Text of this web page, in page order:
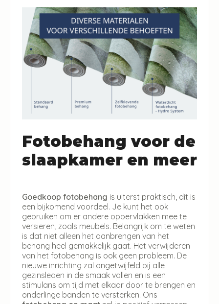
Fotobehang voor de
slaapkamer en meer
Goedkoop fotobehang is uiterst praktisch, dit is
een bijkomend voordeel. Je kunt het ook
gebruiken om er andere oppervlakken mee te
versieren, zoals meubels. Belangrijk om te weten
is dat niet alleen het aanbrengen van het
behang heel gemakkelijk gaat. Het verwijderen
van het fotobehang is ook geen probleem. De
nieuwe inrichting zal ongetwijfeld bij alle
gezinsleden in de smaak vallen en is een
stimulans om tijd met elkaar door te brengen en
onderlinge banden te versterken. Ons